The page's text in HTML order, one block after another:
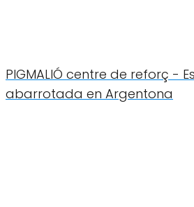
PIGMALIÓ centre de reforç -
abarrotada en Argentona